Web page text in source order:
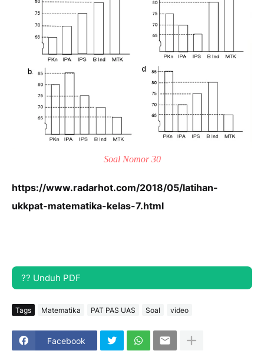
Soal Nomor 30
https://www.radarhot.com/2018/05/latihan-
ukkpat-matematika-kelas-7.html
?? Unduh PDF
Tags Matematika PAT PAS UAS Soal video
Facebook